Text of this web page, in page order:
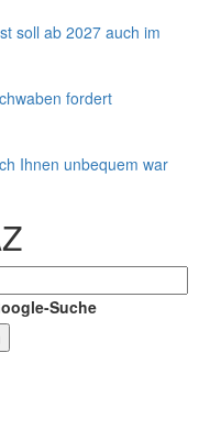
soll ab 2027 auch im
fordert
Ihnen unbequem war
Suche